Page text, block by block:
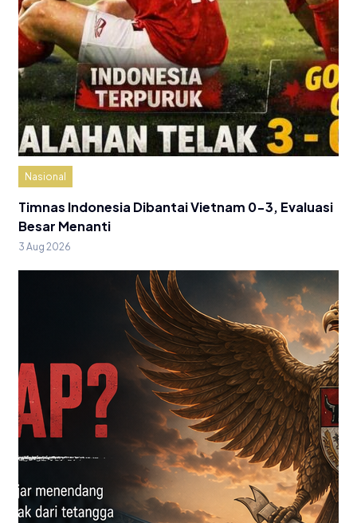
Nasional
Timnas Indonesia Dibantai Vietnam 0-3, Evaluasi
Besar Menanti
3 Aug 2026